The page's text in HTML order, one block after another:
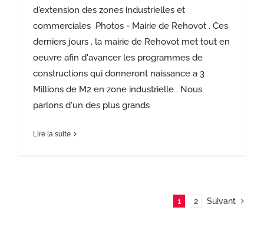
d'extension des zones industrielles et
commerciales Photos - Mairie de Rehovot . Ces
derniers jours , la mairie de Rehovot met tout en
oeuvre afin d'avancer les programmes de
constructions qui donneront naissance a 3
Millions de M2 en zone industrielle . Nous
parlons d'un des plus grands
Lire la suite
1 2 Suivant